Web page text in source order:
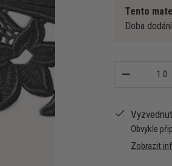
Tento
Doba
Obvykle
Zobrazit